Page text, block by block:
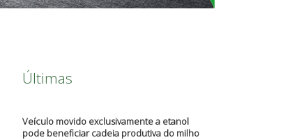
Últimas
Veículo movido exclusivamente a etanol
pode beneficiar cadeia produtiva do milho